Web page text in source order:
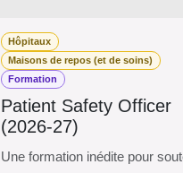
Hôpitaux
Maisons de repos (et de soins)
Formation
Patient Safety Officer
(2026-27)
Une formation inédite pour